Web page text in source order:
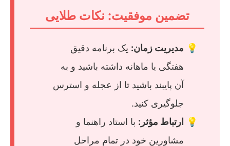
تضمین موفقیت: نکات طلایی
مدیریت زمان: یک برنامه دقیق
هفتگی یا ماهانه داشته باشید و به
آن پایبند باشید تا از عجله و استرس
جلوگیری کنید.
ارتباط مؤثر: با استاد راهنما و
مشاورین خود در تمام مراحل